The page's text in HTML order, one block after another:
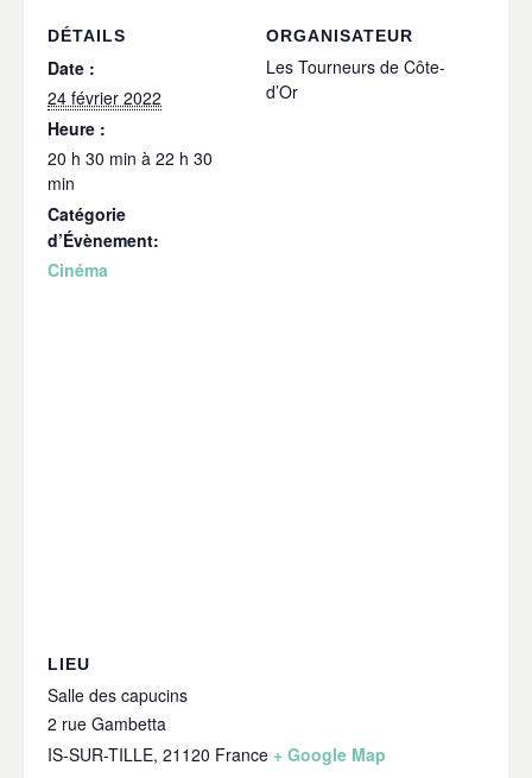
DÉTAILS
Date :
24 février 2022
Heure :
20 h 30 min à 22 h 30
min
Catégorie
d’Évènement:
Cinéma
ORGANISATEUR
Les Tourneurs de Côte-
d’Or
LIEU
Salle des capucins
2 rue Gambetta
IS-SUR-TILLE, 21120 France + Google Map